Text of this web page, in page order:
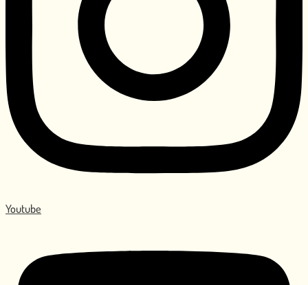
Youtube